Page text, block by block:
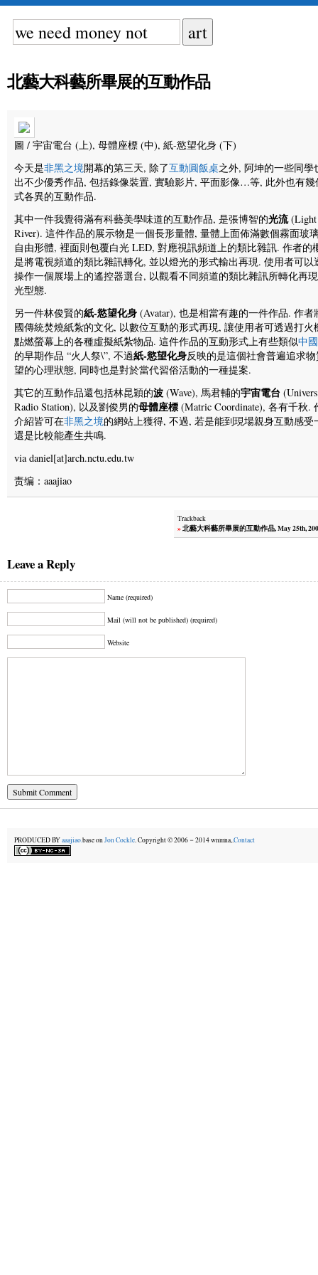
北藝大科藝所畢展的互動作品
圖 / 宇宙電台 (上), 母體座標 (中), 紙-慾望化身 (下)
今天是非黑之境開幕的第三天, 除了互動圓飯桌之外, 阿坤的一些同學
出不少優秀作品, 包括錄像裝置, 實驗影片, 平面影像…等, 此外也有幾
式各異的互動作品.
其中一件我覺得滿有科藝美學味道的互動作品, 是張博智的光流(Light
River). 這件作品的展示物是一個長形量體, 量體上面佈滿數個霧面玻
自由形體, 裡面則包覆白光 LED, 對應視訊頻道上的類比雜訊. 作者的
是將電視頻道的類比雜訊轉化, 並以燈光的形式輸出再現. 使用者可以
操作一個展場上的遙控器選台, 以觀看不同頻道的類比雜訊所轉化再
光型態.
另一件林俊賢的紙-慾望化身 (Avatar), 也是相當有趣的一件作品. 作者
國傳統焚燒紙紮的文化, 以數位互動的形式再現, 讓使用者可透過打火
點燃螢幕上的各種虛擬紙紮物品. 這件作品的互動形式上有些類似中
的早期作品 “火人祭\”, 不過紙-慾望化身反映的是這個社會普遍追求
望的心理狀態, 同時也是對於當代習俗活動的一種提案.
其它的互動作品還包括林昆穎的波 (Wave), 馬君輔的宇宙電台
Radio Station), 以及劉俊男的母體座標 (Matric Coordinate), 各有千秋.
介紹皆可在非黑之境的網站上獲得, 不過, 若是能到現場親身互動感受
還是比較能產生共鳴.
via daniel[at]arch.nctu.edu.tw
责编：aaajiao
Trackback
»北藝大科藝所畢展的互動作品, May 25th,
Leave a Reply
Name (required)
Mail (will not be published) (required)
Website
PRODUCED BYaaajiao.base onJon Cockle. Copyright © 2006－2014 wnmna,.Contact